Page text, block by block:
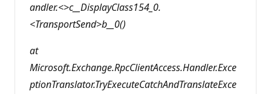
andler.<>c__DisplayClass154_0.
<TransportSend>b__0()
at
Microsoft.Exchange.RpcClientAccess.Handler.Exce
ptionTranslator.TryExecuteCatchAndTranslateExce